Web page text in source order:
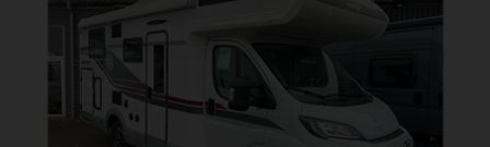
STYLE TPMS (dæktrykskontrol) - 16” tofarvet alufælge -
Rat og gearknop i læder - Techno instrumentbord PACK
MEDIA Radio med 9” touchskærm Android Auto / Apple
Carplay + ratbetjening - Bakkamera Ekstra pakker denne
camper er bestilt hjem med: AUTOMATGEAR (37.000,-) 8
trins automatgearkasse PACK EXTRA SAFETY (19.000,-)